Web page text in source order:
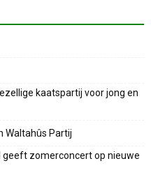
kaatspartij voor jong en
Waltahûs Partij
geeft zomerconcert op nieuwe